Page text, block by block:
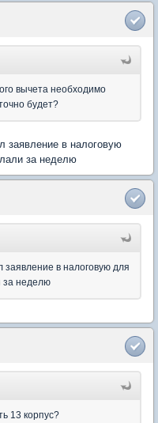
вычета необходимо
будет?
заявление в налоговую
за неделю
в налоговую для
за неделю
13 корпус?